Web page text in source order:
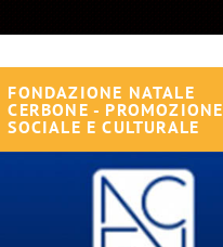
FONDAZIONE NATALE
CERBONE - PROMOZIONE
SOCIALE E CULTURALE